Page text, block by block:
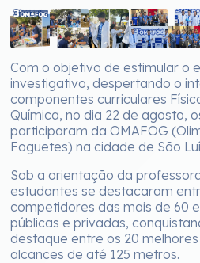
Com o objetivo de estimular o
investigativo, despertando o
componentes curriculares
Química, no dia 22 de agosto,
participaram da OMAFOG
Foguetes) na cidade de São
Sob a orientação da
estudantes se destacaram
competidores das mais de 60
públicas e privadas,
destaque entre os 20
alcances de até 125 metros.